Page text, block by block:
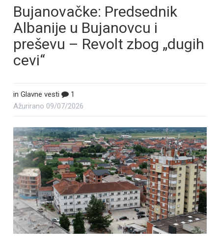
Bujanovačke: Predsednik
Albanije u Bujanovcu i
preševu – Revolt zbog „dugih
cevi“
in Glavne vesti
1
Ažurirano 09/07/2026